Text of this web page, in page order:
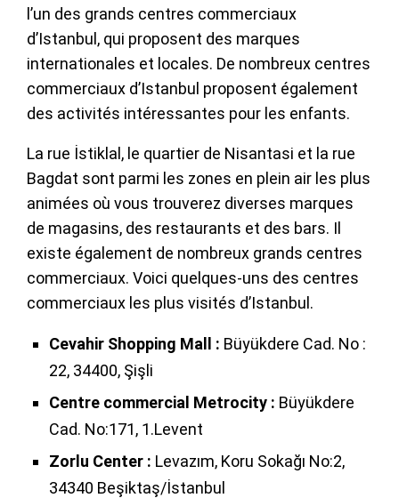
l’un des grands centres commerciaux
d’Istanbul, qui proposent des marques
internationales et locales. De nombreux centres
commerciaux d’Istanbul proposent également
des activités intéressantes pour les enfants.
La rue İstiklal, le quartier de Nisantasi et la rue
Bagdat sont parmi les zones en plein air les plus
animées où vous trouverez diverses marques
de magasins, des restaurants et des bars. Il
existe également de nombreux grands centres
commerciaux. Voici quelques-uns des centres
commerciaux les plus visités d’Istanbul.
Cevahir Shopping Mall : Büyükdere Cad. No :
22, 34400, Şişli
Centre commercial Metrocity : Büyükdere
Cad. No:171, 1.Levent
Zorlu Center : Levazım, Koru Sokağı No:2,
34340 Beşiktaş/İstanbul